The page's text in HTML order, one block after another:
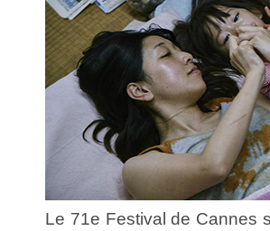
Le 71e Festival de Cannes